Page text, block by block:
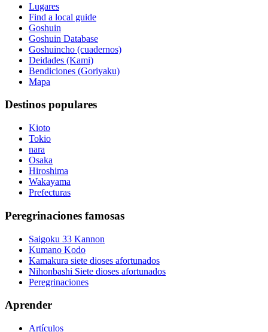
Lugares
Find a local guide
Goshuin
Goshuin Database
Goshuincho (cuadernos)
Deidades (Kami)
Bendiciones (Goriyaku)
Mapa
Destinos populares
Kioto
Tokio
nara
Osaka
Hiroshima
Wakayama
Prefecturas
Peregrinaciones famosas
Saigoku 33 Kannon
Kumano Kodo
Kamakura siete dioses afortunados
Nihonbashi Siete dioses afortunados
Peregrinaciones
Aprender
Artículos